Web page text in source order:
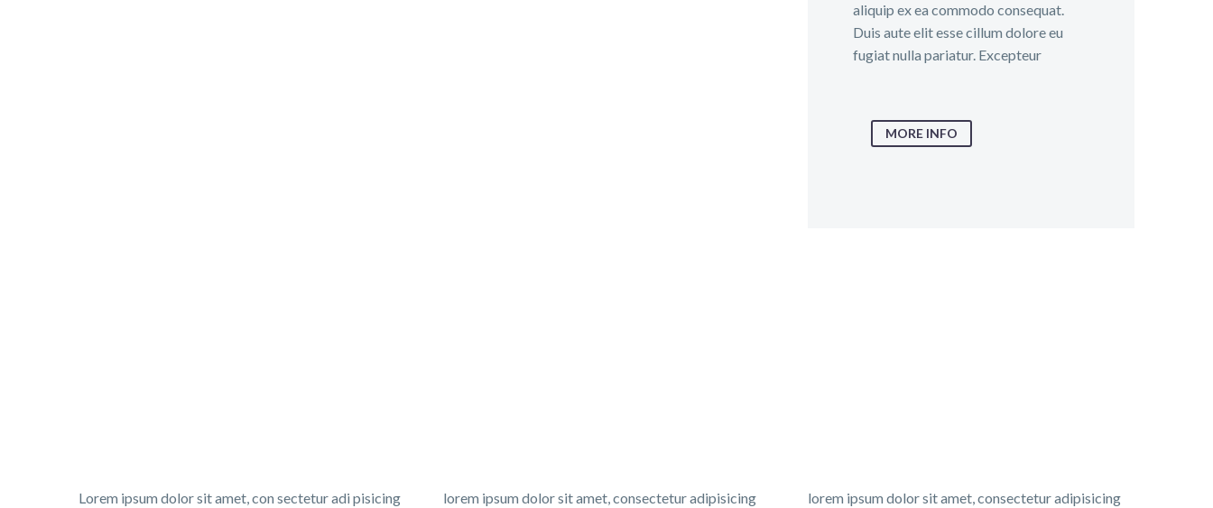
aliquip ex ea commodo consequat.
Duis aute elit esse cillum dolore eu
fugiat nulla pariatur. Excepteur
MORE INFO
Lorem ipsum dolor sit amet, con sectetur adi pisicing
lorem ipsum dolor sit amet, consectetur adipisicing
lorem ipsum dolor sit amet, consectetur adipisicing